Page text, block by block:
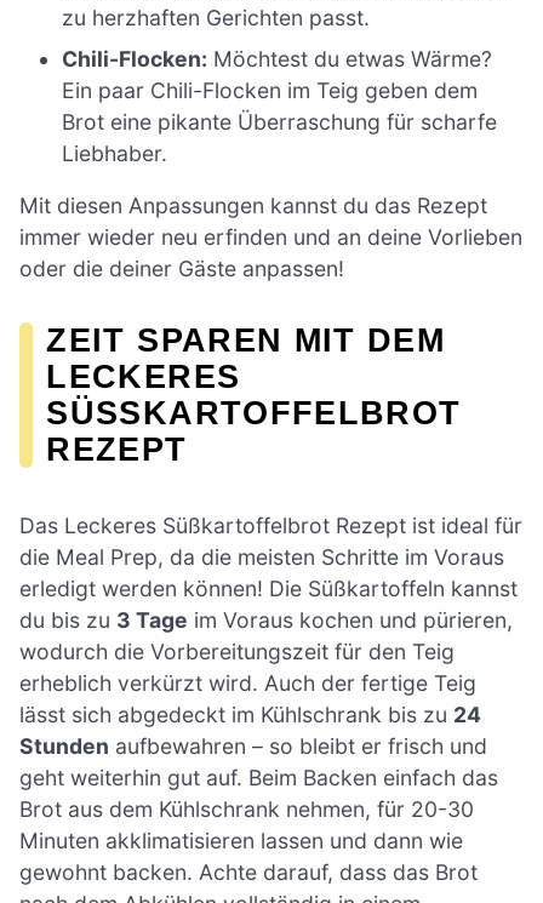
zu herzhaften Gerichten passt.
Chili-Flocken: Möchtest du etwas Wärme?
Ein paar Chili-Flocken im Teig geben dem
Brot eine pikante Überraschung für scharfe
Liebhaber.
Mit diesen Anpassungen kannst du das Rezept
immer wieder neu erfinden und an deine Vorlieben
oder die deiner Gäste anpassen!
ZEIT SPAREN MIT DEM
LECKERES
SÜSSKARTOFFELBROT R
EZEPT
Das Leckeres Süßkartoffelbrot Rezept ist ideal für
die Meal Prep, da die meisten Schritte im Voraus
erledigt werden können! Die Süßkartoffeln kannst
du bis zu 3 Tage im Voraus kochen und pürieren,
wodurch die Vorbereitungszeit für den Teig
erheblich verkürzt wird. Auch der fertige Teig
lässt sich abgedeckt im Kühlschrank bis zu 24
Stunden aufbewahren – so bleibt er frisch und
geht weiterhin gut auf. Beim Backen einfach das
Brot aus dem Kühlschrank nehmen, für 20-30
Minuten akklimatisieren lassen und dann wie
gewohnt backen. Achte darauf, dass das Brot